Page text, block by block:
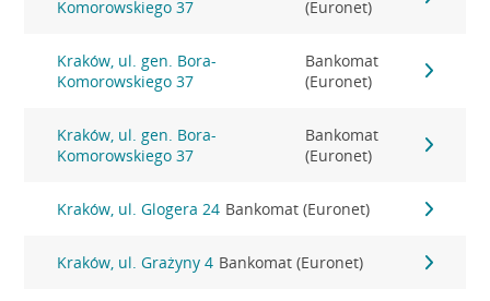
Komorowskiego 37
(Euronet)
Kraków, ul. gen. Bora-
Komorowskiego 37
Bankomat
(Euronet)
Kraków, ul. gen. Bora-
Komorowskiego 37
Bankomat
(Euronet)
Kraków, ul. Glogera 24 Bankomat (Euronet)
Kraków, ul. Grażyny 4 Bankomat (Euronet)